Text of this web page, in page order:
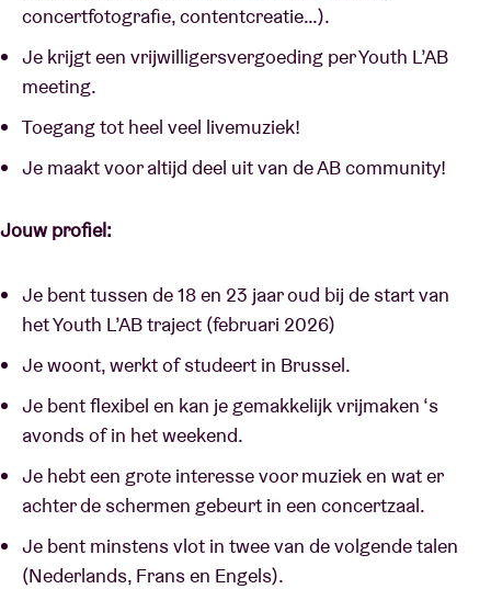
concertfotografie, contentcreatie…).
Je krijgt een vrijwilligersvergoeding per Youth L’AB
meeting.
Toegang tot heel veel livemuziek!
Je maakt voor altijd deel uit van de AB community!
Jouw profiel:
Je bent tussen de 18 en 23 jaar oud bij de start van
het Youth L’AB traject (februari 2026)
Je woont, werkt of studeert in Brussel.
Je bent flexibel en kan je gemakkelijk vrijmaken ‘s
avonds of in het weekend.
Je hebt een grote interesse voor muziek en wat er
achter de schermen gebeurt in een concertzaal.
Je bent minstens vlot in twee van de volgende talen
(Nederlands, Frans en Engels).